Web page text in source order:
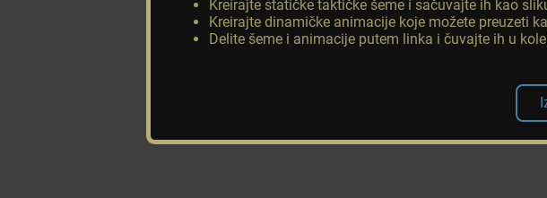
Kreirajte statičke taktičke šeme i sačuvajte ih kao
Kreirajte dinamičke animacije koje možete preuzeti
Delite šeme i animacije putem linka i čuvajte ih u